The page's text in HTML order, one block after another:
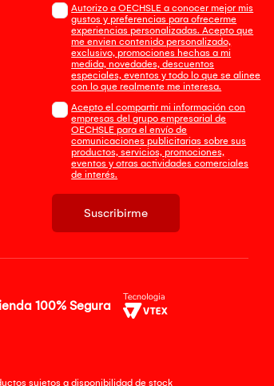
Autorizo a OECHSLE a conocer mejor mis
gustos y preferencias para ofrecerme
experiencias personalizadas. Acepto que
me envien contenido personalizado,
exclusivo, promociones hechas a mi
medida, novedades, descuentos
especiales, eventos y todo lo que se alinee
con lo que realmente me interesa.
Acepto el compartir mi información con
empresas del grupo empresarial de
OECHSLE para el envío de
comunicaciones publicitarias sobre sus
productos, servicios, promociones,
eventos y otras actividades comerciales
de interés.
Suscribirme
100% Segura
sujetos a disponibilidad de stock